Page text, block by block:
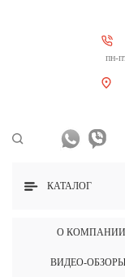
пн-
КАТАЛОГ
О КОМПАНИИ
ВИДЕО-ОБЗОРЫ